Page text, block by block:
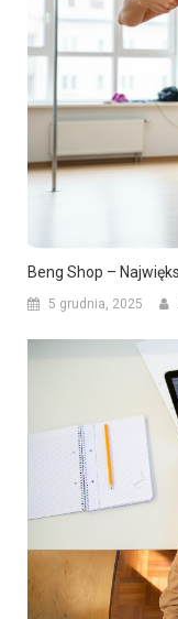
Beng Shop –
5 grudnia, 2025